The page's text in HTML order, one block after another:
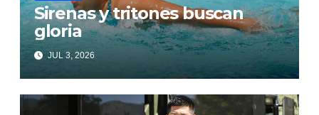
Sirenas y tritones buscan
gloria
JUL 3, 2026